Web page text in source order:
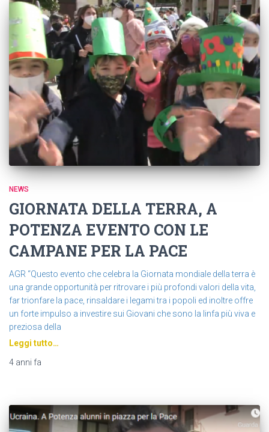
NEWS
GIORNATA DELLA TERRA, A
POTENZA EVENTO CON LE
CAMPANE PER LA PACE
AGR “Questo evento che celebra la Giornata mondiale della terra è
una grande opportunità per ritrovare i più profondi valori della vita,
far trionfare la pace, rinsaldare i legami tra i popoli ed inoltre offre
un forte impulso a investire sui Giovani che sono la linfa più viva e
preziosa della
Leggi tutto…
4 anni fa